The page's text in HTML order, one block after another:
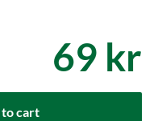
69 kr
cart